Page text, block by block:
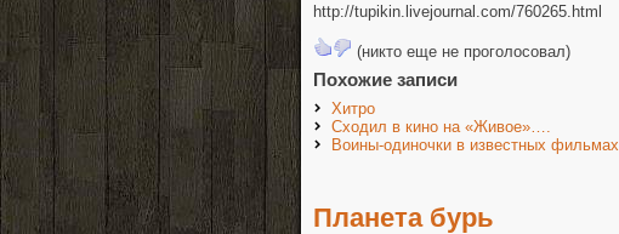
http://tupikin.livejournal.com/760265.html
(никто еще не проголосовал)
Похожие записи
Хитро
Сходил в кино на «Живое»….
Воины-одиночки в известных фильмах
Планета бурь